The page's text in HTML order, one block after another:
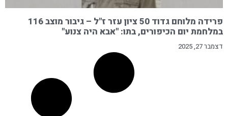
פרידה מלוחם גדוד 50 ציון עזר ז"ל – גיבור מוצב 116
במלחמת יום הכיפורים, בתו: "אבא היה צנוע"
דצמבר 27, 2025